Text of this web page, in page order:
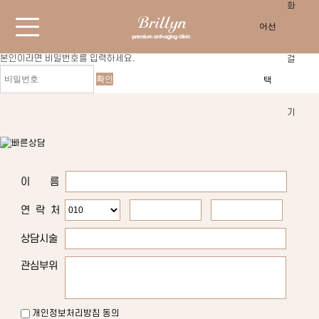
남자 수염 제모 문의
본인이라면 비밀번호를 입력하세요.
이 름
연 락 처
상담시술
관심부위
개인정보처리방침 동의